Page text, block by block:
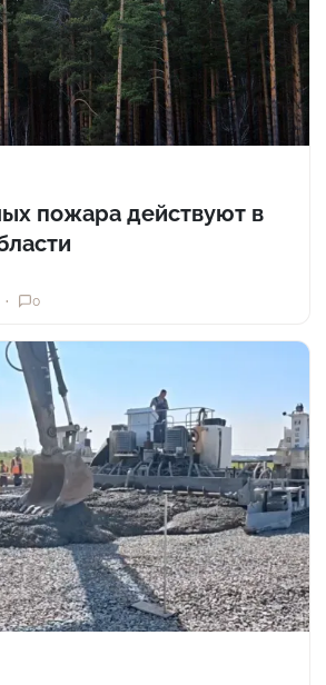
пожара действуют в
0